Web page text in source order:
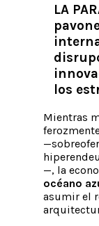
LA
los
Mientras
—, la
océano
asumir el